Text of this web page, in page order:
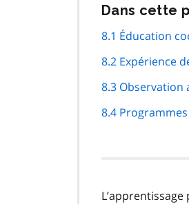
Dans cette
8.1 Éducation
8.2 Expérience
8.3 Observation
8.4